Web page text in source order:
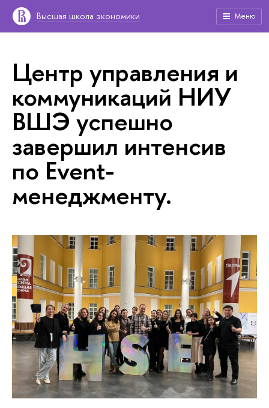
Высшая школа экономики Меню
Центр управления и
коммуникаций НИУ
ВШЭ успешно
завершил интенсив
по Event-
менеджменту.